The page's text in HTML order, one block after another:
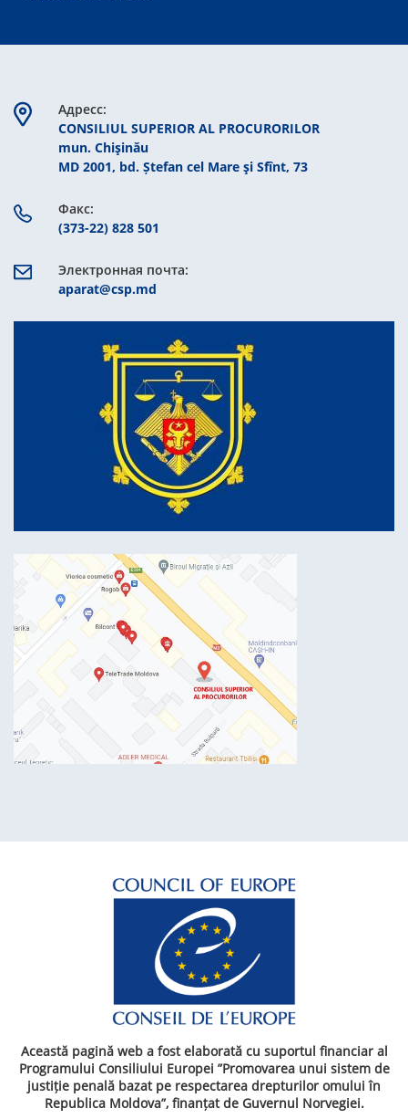
Aдресс:
CONSILIUL SUPERIOR AL PROCURORILOR
mun. Chişinău
MD 2001, bd. Ștefan cel Mare şi Sfînt, 73
Факс:
(373-22) 828 501
Электронная почта:
aparat@csp.md
Această pagină web a fost elaborată cu suportul financiar al
Programului Consiliului Europei ”Promovarea unui sistem de
justiție penală bazat pe respectarea drepturilor omului în
Republica Moldova”, finanțat de Guvernul Norvegiei.